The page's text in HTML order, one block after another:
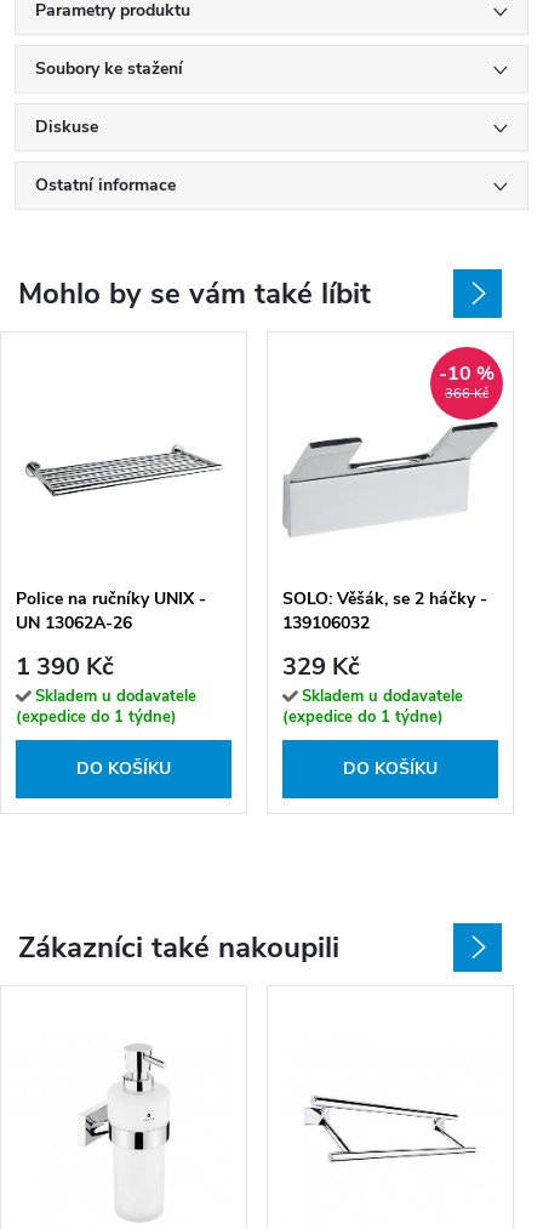
Parametry produktu
Soubory ke stažení
Diskuse
Ostatní informace
Mohlo by se vám také líbit
Police na ručníky UNIX -
UN 13062A-26
1 390 Kč
Skladem u dodavatele
(expedice do 1 týdne)
DO KOŠÍKU
366 Kč
-10 %
SOLO: Věšák, se 2 háčky -
139106032
329 Kč
Skladem u dodavatele
(expedice do 1 týdne)
DO KOŠÍKU
Zákazníci také nakoupili